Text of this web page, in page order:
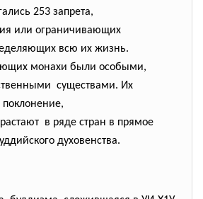
253 запрета,
или ограничивающих
всю их жизнь.
монахи были особыми,
существами. Их
в ряде стран в прямое
духовенства.